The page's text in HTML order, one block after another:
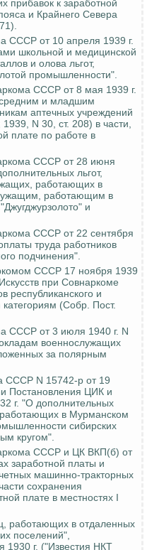
прибавок к заработной
и Крайнего Севера
СССР от 10 апреля 1939 г.
школьной и медицинской
и олова льгот,
промышленности".
СССР от 8 мая 1939 г.
и младшим
аптечных учреждений
N 30, ст. 208) в части,
плате по работе в
СССР от 28 июня
льгот,
работающих в
работающим в
Джугджурзолото" и
СССР от 22 сентября
труда работников
подчинения".
СССР 17 ноября 1939
сств при Совнаркоме
республиканского и
(Собр. Пост.
СССР от 3 июля 1940 г. N
военнослужащих
за полярным
СССР N 15742-р от 19
Постановления ЦИК и
г. "О дополнительных
в Мурманском
сибирских
кругом".
СССР и ЦК ВКП(б) от
заработной платы и
машинно-тракторных
сохранения
плате в местностях I
работающих в отдаленных
поселений",
г. ("Известия НКТ